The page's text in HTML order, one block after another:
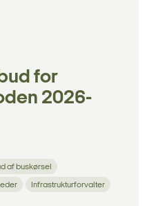
for
2026-
af buskørsel
Infrastrukturforvalter